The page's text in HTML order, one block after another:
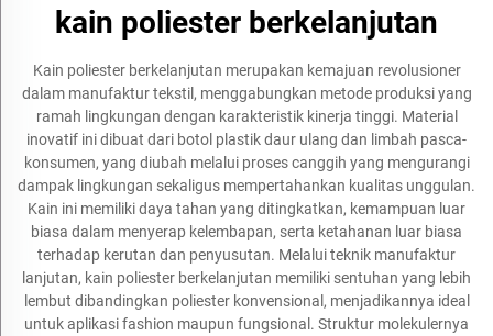
kain poliester berkelanjutan
Kain poliester berkelanjutan merupakan kemajuan revolusioner
dalam manufaktur tekstil, menggabungkan metode produksi yang
ramah lingkungan dengan karakteristik kinerja tinggi. Material
inovatif ini dibuat dari botol plastik daur ulang dan limbah pasca-
konsumen, yang diubah melalui proses canggih yang mengurangi
dampak lingkungan sekaligus mempertahankan kualitas unggulan.
Kain ini memiliki daya tahan yang ditingkatkan, kemampuan luar
biasa dalam menyerap kelembapan, serta ketahanan luar biasa
terhadap kerutan dan penyusutan. Melalui teknik manufaktur
lanjutan, kain poliester berkelanjutan memiliki sentuhan yang lebih
lembut dibandingkan poliester konvensional, menjadikannya ideal
untuk aplikasi fashion maupun fungsional. Struktur molekulernya